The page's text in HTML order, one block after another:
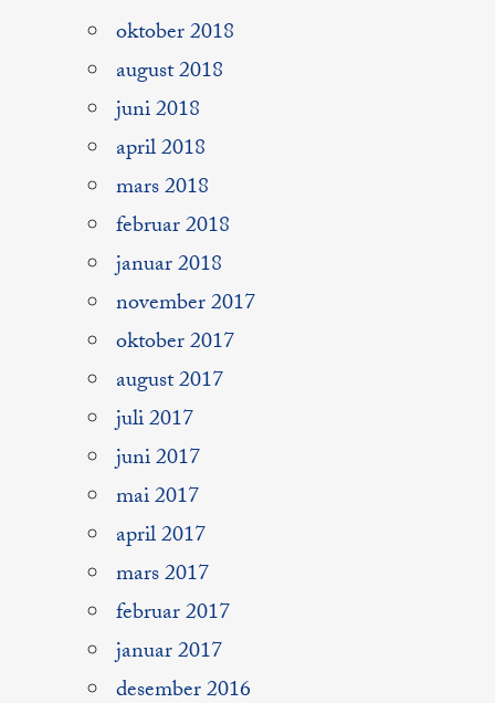
oktober 2018
august 2018
juni 2018
april 2018
mars 2018
februar 2018
januar 2018
november 2017
oktober 2017
august 2017
juli 2017
juni 2017
mai 2017
april 2017
mars 2017
februar 2017
januar 2017
desember 2016